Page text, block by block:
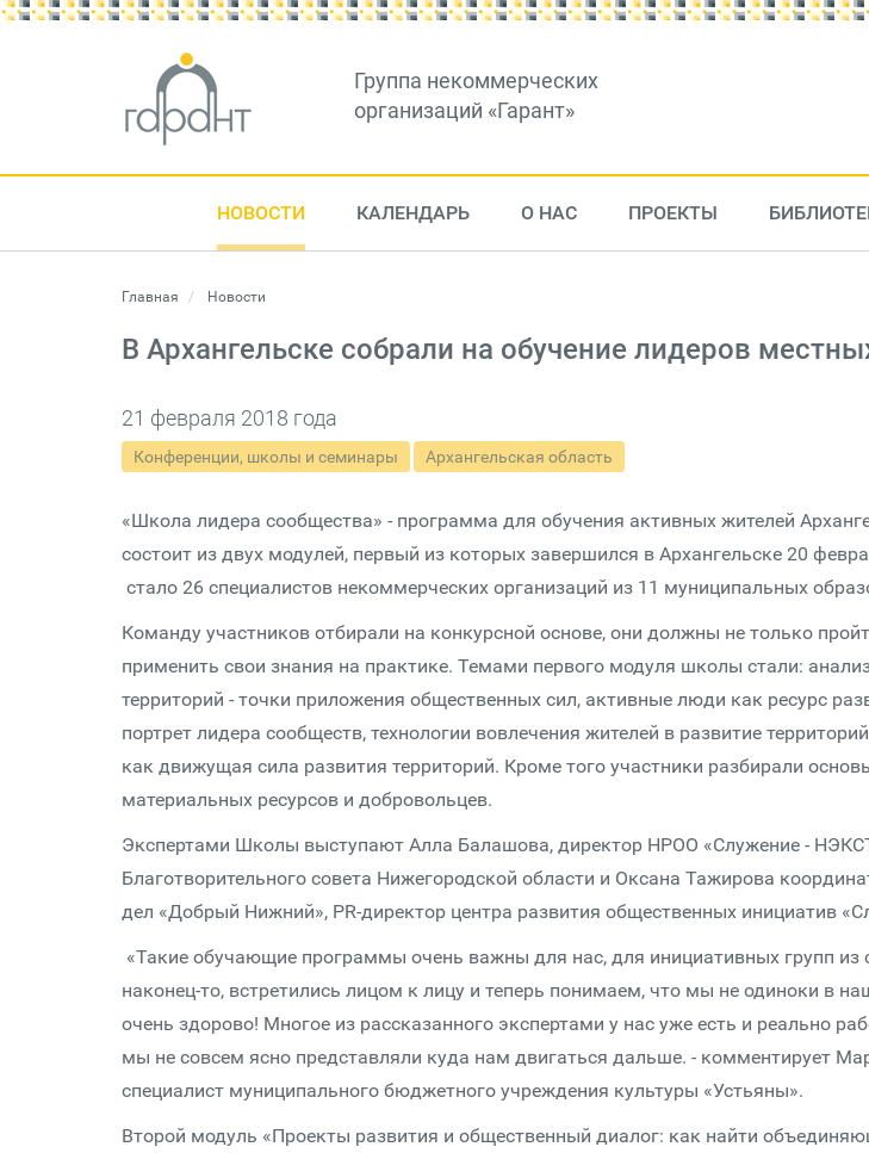
Группа некоммерческих
организаций «Гарант»
НОВОСТИ КАЛЕНДАРЬ О НАС ПРОЕКТЫ
Главная Новости
В Архангельске собрали на обучение лидеров
21 февраля 2018 года
Конференции, школы и семинары Архангельская область
«Школа лидера сообщества» - программа для обучения активных жителей
состоит из двух модулей, первый из которых завершился в Архангельске 20
стало 26 специалистов некоммерческих организаций из 11 муниципальных
Команду участников отбирали на конкурсной основе, они должны не только
применить свои знания на практике. Темами первого модуля школы стали:
территорий - точки приложения общественных сил, активные люди как ресурс
портрет лидера сообществ, технологии вовлечения жителей в развитие
как движущая сила развития территорий. Кроме того участники разбирали
материальных ресурсов и добровольцев.
Экспертами Школы выступают Алла Балашова, директор НРОО «Служение -
Благотворительного совета Нижегородской области и Оксана Тажирова
дел «Добрый Нижний», PR-директор центра развития общественных инициатив
«Такие обучающие программы очень важны для нас, для инициативных групп из
наконец-то, встретились лицом к лицу и теперь понимаем, что мы не одиноки в
очень здорово! Многое из рассказанного экспертами у нас уже есть и реально
мы не совсем ясно представляли куда нам двигаться дальше. - комментирует
специалист муниципального бюджетного учреждения культуры «Устьяны».
Второй модуль «Проекты развития и общественный диалог: как найти